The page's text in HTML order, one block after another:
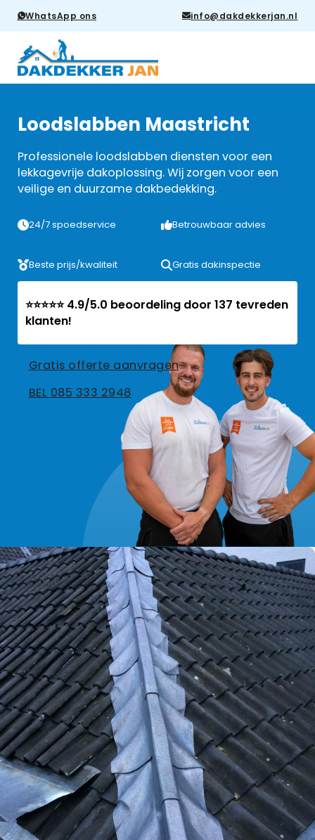
WhatsApp ons info@dakdekkerjan.nl
Loodslabben Maastricht
Professionele loodslabben diensten voor een
lekkagevrije dakoplossing. Wij zorgen voor een
veilige en duurzame dakbedekking.
24/7 spoedservice Betrouwbaar advies
Beste prijs/kwaliteit Gratis dakinspectie
⭐⭐⭐⭐⭐ 4.9/5.0 beoordeling door 137 tevreden
klanten!
Gratis offerte aanvragen
BEL 085 333 2948